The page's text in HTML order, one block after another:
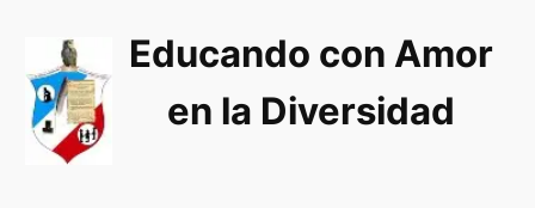
Educando con Amor
en la Diversidad